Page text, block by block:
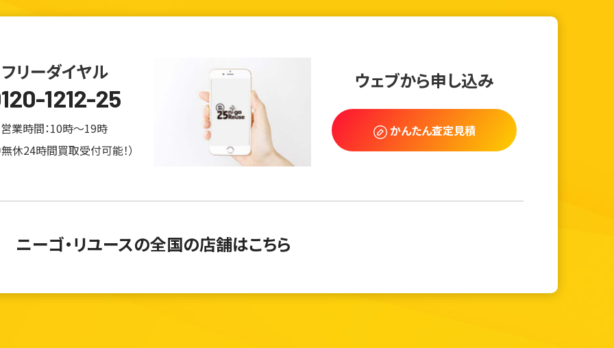
フリーダイヤル
1212-25
営業時間：10時～19時
休24時間買取受付可能！）
ウェブから申し込み
かんたん査定見積
ニーゴ・リユースの全国の店舗はこちら